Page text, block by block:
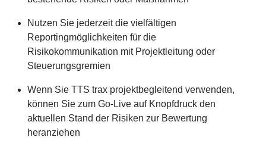
Nutzen Sie jederzeit die vielfältigen
Reportingmöglichkeiten für die
Risikokommunikation mit Projektleitung oder
Steuerungsgremien
Wenn Sie TTS trax projektbegleitend verwenden,
können Sie zum Go-Live auf Knopfdruck den
aktuellen Stand der Risiken zur Bewertung
heranziehen